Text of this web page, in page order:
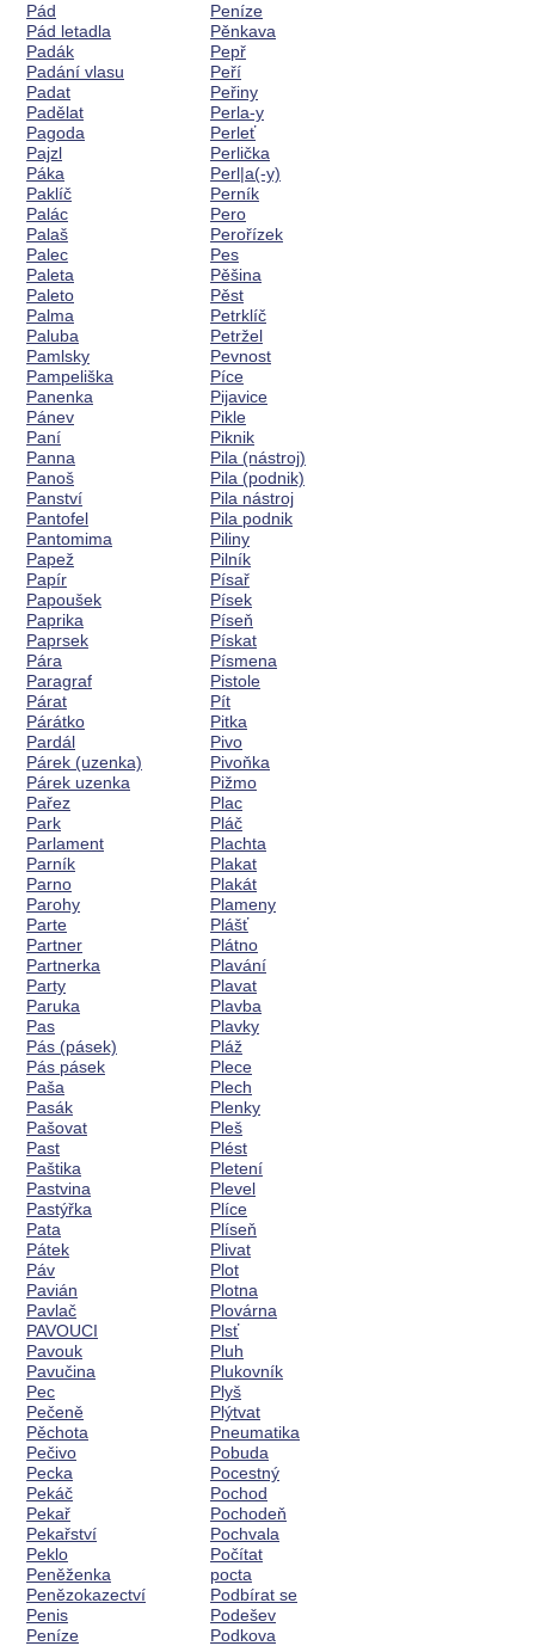
Pád
Pád letadla
Padák
Padání vlasu
Padat
Padělat
Pagoda
Pajzl
Páka
Paklíč
Palác
Palaš
Palec
Paleta
Paleto
Palma
Paluba
Pamlsky
Pampeliška
Panenka
Pánev
Paní
Panna
Panoš
Panství
Pantofel
Pantomima
Papež
Papír
Papoušek
Paprika
Paprsek
Pára
Paragraf
Párat
Párátko
Pardál
Párek (uzenka)
Párek uzenka
Pařez
Park
Parlament
Parník
Parno
Parohy
Parte
Partner
Partnerka
Party
Paruka
Pas
Pás (pásek)
Pás pásek
Paša
Pasák
Pašovat
Past
Paštika
Pastvina
Pastýřka
Pata
Pátek
Páv
Pavián
Pavlač
PAVOUCI
Pavouk
Pavučina
Pec
Pečeně
Pěchota
Pečivo
Pecka
Pekáč
Pekař
Pekařství
Peklo
Peněženka
Penězokazectví
Penis
Peníze
Peníze
Pěnkava
Pepř
Peří
Peřiny
Perla-y
Perleť
Perlička
Perl|a(-y)
Perník
Pero
Perořízek
Pes
Pěšina
Pěst
Petrklíč
Petržel
Pevnost
Píce
Pijavice
Pikle
Piknik
Pila (nástroj)
Pila (podnik)
Pila nástroj
Pila podnik
Piliny
Pilník
Písař
Písek
Píseň
Pískat
Písmena
Pistole
Pít
Pitka
Pivo
Pivoňka
Pižmo
Plac
Pláč
Plachta
Plakat
Plakát
Plameny
Plášť
Plátno
Plavání
Plavat
Plavba
Plavky
Pláž
Plece
Plech
Plenky
Pleš
Plést
Pletení
Plevel
Plíce
Plíseň
Plivat
Plot
Plotna
Plovárna
Plsť
Pluh
Plukovník
Plyš
Plýtvat
Pneumatika
Pobuda
Pocestný
Pochod
Pochodeň
Pochvala
Počítat
pocta
Podbírat se
Podešev
Podkova